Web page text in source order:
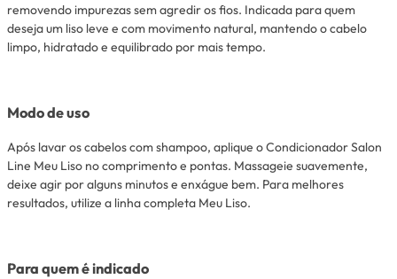
removendo impurezas sem agredir os fios. Indicada para quem
deseja um liso leve e com movimento natural, mantendo o cabelo
limpo, hidratado e equilibrado por mais tempo.
Modo de uso
Após lavar os cabelos com shampoo, aplique o Condicionador Salon
Line Meu Liso no comprimento e pontas. Massageie suavemente,
deixe agir por alguns minutos e enxágue bem. Para melhores
resultados, utilize a linha completa Meu Liso.
Para quem é indicado